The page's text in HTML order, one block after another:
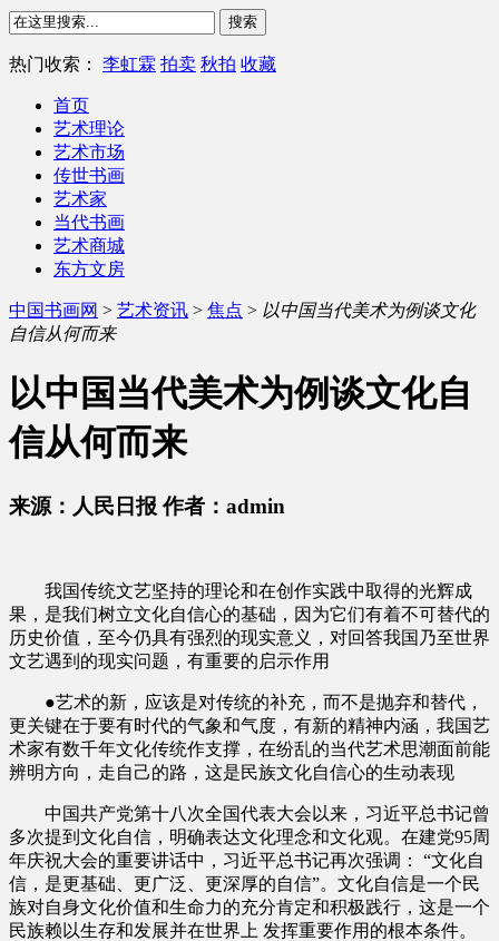
热门收索： 李虹霖 拍卖 秋拍 收藏
首页
艺术理论
艺术市场
传世书画
艺术家
当代书画
艺术商城
东方文房
中国书画网 > 艺术资讯 > 焦点 > 以中国当代美术为例谈文化
自信从何而来
以中国当代美术为例谈文化自
信从何而来
来源：人民日报 作者：admin
我国传统文艺坚持的理论和在创作实践中取得的光辉成
果，是我们树立文化自信心的基础，因为它们有着不可替代的
历史价值，至今仍具有强烈的现实意义，对回答我国乃至世界
文艺遇到的现实问题，有重要的启示作用
●艺术的新，应该是对传统的补充，而不是抛弃和替代，
更关键在于要有时代的气象和气度，有新的精神内涵，我国艺
术家有数千年文化传统作支撑，在纷乱的当代艺术思潮面前能
辨明方向，走自己的路，这是民族文化自信心的生动表现
中国共产党第十八次全国代表大会以来，习近平总书记曾
多次提到文化自信，明确表达文化理念和文化观。在建党95周
年庆祝大会的重要讲话中，习近平总书记再次强调： “文化自
信，是更基础、更广泛、更深厚的自信”。文化自信是一个民
族对自身文化价值和生命力的充分肯定和积极践行，这是一个
民族赖以生存和发展并在世界上 发挥重要作用的根本条件。